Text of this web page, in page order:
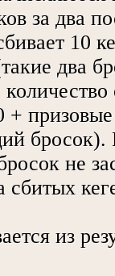
за два
10
два
+
бросок).
не
сбитых
из